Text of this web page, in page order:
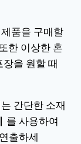
품을 구매할
한 이상한 혼
을 원할 때
간단한 소재
를 사용하여
출하세